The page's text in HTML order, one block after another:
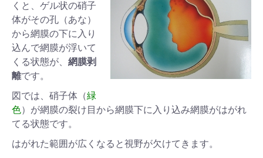
くと、ゲル状の硝子
体がその孔（あな）
から網膜の下に入り
込んで網膜が浮いて
くる状態が、 網膜剥
離です。
図では、硝子体（緑
色）が網膜の裂け目から網膜下に入り込み網膜がはがれ
てる状態です。
はがれた範囲が広くなると視野が欠けてきます。